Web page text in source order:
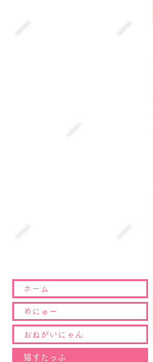
ホーム
めにゅー
おねがいにゃん
猫すたっふ